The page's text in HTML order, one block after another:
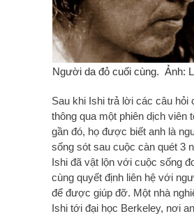
Người da đỏ cuối cùng. Ảnh:
Sau khi Ishi trả lời các câu hỏi
thông qua một phiên dịch viên
gần đó, họ được biết anh là
sống sót sau cuộc càn quét 3
Ishi đã vật lộn với cuộc sống
cùng quyết định liên hệ với
để được giúp đỡ. Một nhà
Ishi tới đại học Berkeley, nơi